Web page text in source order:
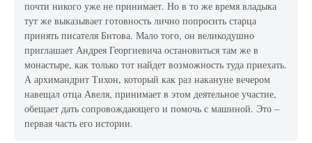
почти никого уже не принимает. Но в то же время владыка
тут же выказывает готовность лично попросить старца
принять писателя Битова. Мало того, он великодушно
приглашает Андрея Георгиевича остановиться там же в
монастыре, как только тот найдет возможность туда приехать.
А архимандрит Тихон, который как раз накануне вечером
навещал отца Авеля, принимает в этом деятельное участие,
обещает дать сопровождающего и помочь с машиной. Это –
первая часть его истории.